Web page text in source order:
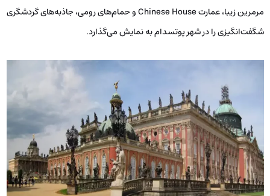
مرمرین زیبا، عمارت Chinese House و حمام‌های رومی، جاذبه‌های گردشگری
شگفت‌انگیزی را در شهر پوتسدام به نمایش می‌گذارد.